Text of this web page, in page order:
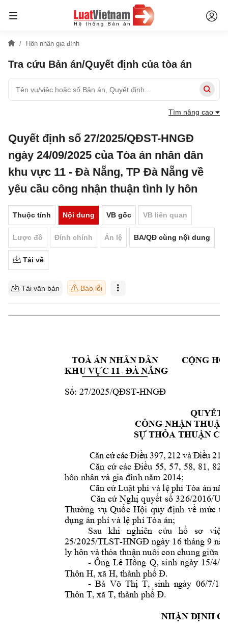
Hôn nhân gia đình
Tra cứu Bản án/Quyết định của tòa án
Tìm nâng cao
Quyết định số 27/2025/QĐST-HNGĐ
ngày 24/09/2025 của Tòa án nhân dân
khu vực 11 - Đà Nẵng, TP Đà Nẵng về
yêu cầu công nhận thuận tình ly hôn
Thuộc tính Nội dung VB gốc VB liên quan
Lược đồ Đính chính Án lệ BA/QĐ cùng nội dung
Tải về
Tải văn bản Báo lỗi
TOÀ ÁN NHÂN DÂN
CỘNG
KHU VỰC 11- ĐÀ NẴNG
Số: 27/2025/QĐST-HNGĐ
QUYẾT
CÔNG NHẬN
SỰ THỎA THUẬN
Căn cứcácĐiều 397, 212và Điều 21
Căn cứ các Điều 55, 57, 58, 81, 82,
hôn nhân và gia đình năm 2014;
Căn cứ Luật phí và lệ phí Tòa án
Căn cứ Nghị quyết số 326/2016/UB
Thường vụ Quốc Hội quy định về mức t
dụng án phí và lệ phí Tòa án;
Sau khi nghiên cứu hồ sơ việc
25/2025/TLST-HNGĐ ngày 16 tháng 9
ly hôn và thỏa thuận nuôi con chung giữa
- Ông Lê Hồng Q, sinh ngày 15/4/
Thôn H, xã H, thành phố Đ.
- Bà Võ Thị T, sinh ngày 06/7/19
Thôn T, xã T, thành phố Đ.
NHẬN ĐỊNH